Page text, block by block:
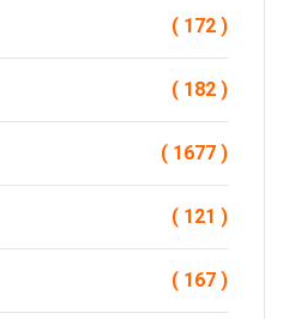
( 172 )
( 182 )
( 1677 )
( 121 )
( 167 )